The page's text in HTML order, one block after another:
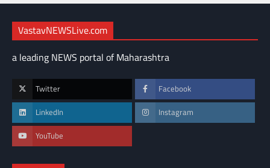
VastavNEWSLive.com
a leading NEWS portal of Maharashtra
Twitter Facebook
LinkedIn Instagram
YouTube